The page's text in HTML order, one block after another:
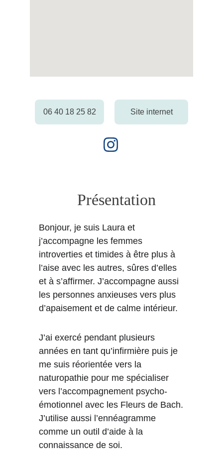
06 40 18 25 82
Présentation
Bonjour, je suis Laura et
j’accompagne les femmes
introverties et timides à être plus à
l’aise avec les autres, sûres d’elles
et à s’affirmer. J’accompagne aussi
les personnes anxieuses vers plus
d’apaisement et de calme intérieur.
J’ai exercé pendant plusieurs
années en tant qu’infirmière puis je
me suis réorientée vers la
naturopathie pour me spécialiser
vers l’accompagnement psycho-
émotionnel avec les Fleurs de Bach.
J’utilise aussi l’ennéagramme
comme un outil d’aide à la
connaissance de soi.
Site internet